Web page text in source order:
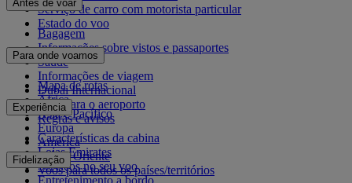
Serviço de carro com motorista particular
Estado do voo
Antes de voar
Bagagem
Informações sobre vistos e passaportes
Saúde
Informações de viagem
Dubai Internacional
De e para o aeroporto
Regras e avisos
Para onde voamos
Mapa de rotas
África
Ásia e Pacífico
Europa
América
Médio Oriente
Voos para todos os países/territórios
Experiência
Características da cabina
Lojas Emirates
Serviços no seu voo
Fidelização